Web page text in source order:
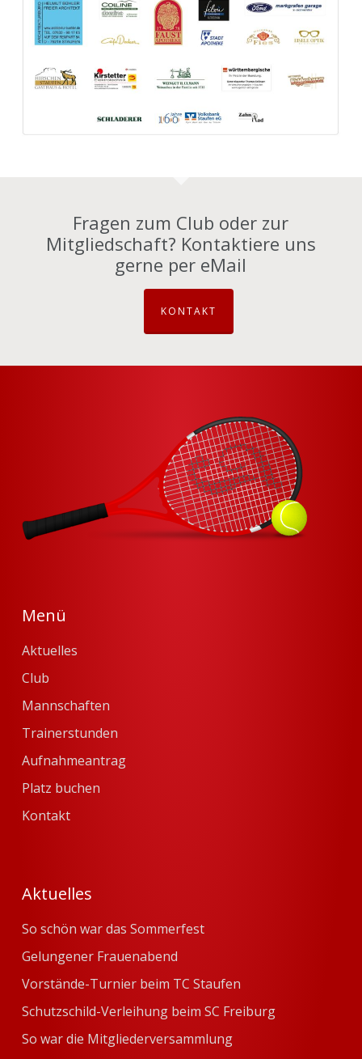
Fragen zum Club oder zur
Mitgliedschaft? Kontaktiere uns
gerne per eMail
KONTAKT
Menü
Aktuelles
Club
Mannschaften
Trainerstunden
Aufnahmeantrag
Platz buchen
Kontakt
Aktuelles
So schön war das Sommerfest
Gelungener Frauenabend
Vorstände-Turnier beim TC Staufen
Schutzschild-Verleihung beim SC Freiburg
So war die Mitgliederversammlung